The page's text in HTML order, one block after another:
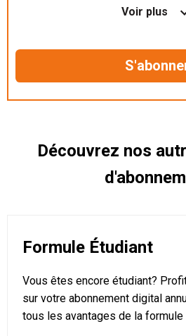
Nos articles en illimité sur
Le magazine TelQuel en
Des informations
Voir plus
Découvrez nos
Formule Étudiant
Vous êtes encore étudiant?
sur votre abonnement digital
tous les avantages de la